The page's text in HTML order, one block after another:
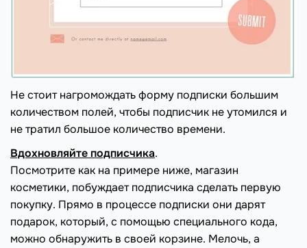
Не стоит нагромождать форму подписки большим
количеством полей, чтобы подписчик не утомился и
не тратил большое количество времени.
Вдохновляйте подписчика.
Посмотрите как на примере ниже, магазин
косметики, побуждает подписчика сделать первую
покупку. Прямо в процессе подписки они дарят
подарок, который, с помощью специального кода,
можно обнаружить в своей корзине. Мелочь, а